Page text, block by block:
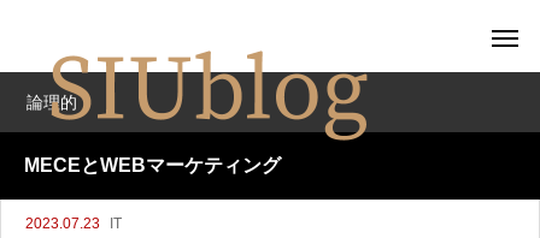
論理的
MECEとWEBマーケティング
2023.07.23 IT